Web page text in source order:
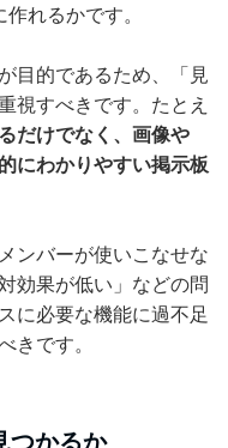
れるかです。
目的であるため、「見
視すべきです。たとえ
だけでなく、画像や
にわかりやすい掲示板
ンバーが使いこなせな
効果が低い」などの問
に必要な機能に過不足
きです。
つかるか